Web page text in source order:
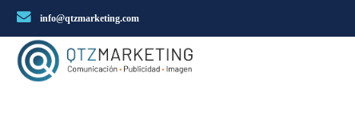
info@qtzmarketing.com